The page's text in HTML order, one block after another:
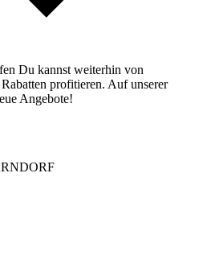
Du kannst weiterhin von
profitieren. Auf unserer
Angebote!